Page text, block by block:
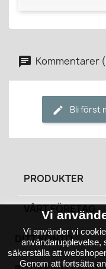
Kommentarer
Bli först
PRODUKTER
VÅRT FÖRETAG
DITT KONTO
Vi
Vi använder vi
användarupplevelse,
säkerställa att
Genom att fortsätta